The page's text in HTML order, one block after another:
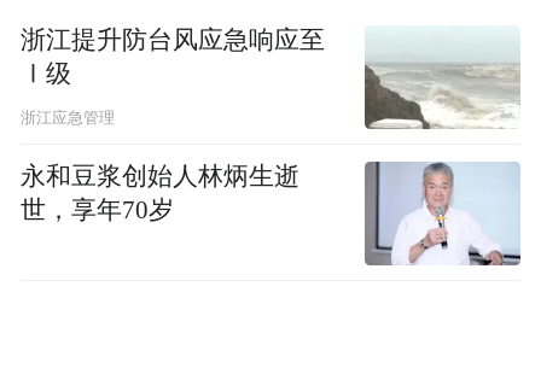
浙江提升防台风应急响应至
Ⅰ级
浙江应急管理
永和豆浆创始人林炳生逝
世，享年70岁